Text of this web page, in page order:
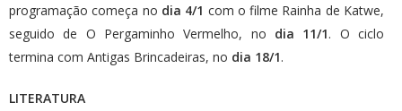
programação começa no dia 4/1 com o filme Rainha de Katwe,
seguido de O Pergaminho Vermelho, no dia 11/1. O ciclo
termina com Antigas Brincadeiras, no dia 18/1.
LITERATURA